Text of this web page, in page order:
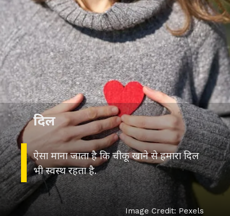
ऐसा माना जाता है कि चीकू खाने से हमारा दिल
भी स्वस्थ रहता है.
दिल
Image Credit: Pexels